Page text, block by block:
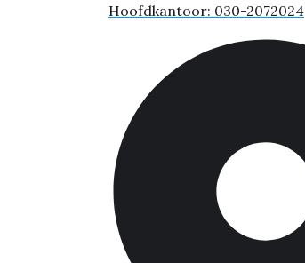
Hoofdkantoor: 030-2072024